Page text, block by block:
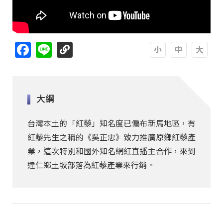
Facebook
Line
大綱
台灣本土的「紅藜」知名度已偏布新馬地區，有
紅藜先生之稱的《吳正忠》致力推廣原鄉紅藜產
業，這次特別和國外知名網紅直播主合作，來到
達仁鄉土坂部落為紅藜產業來行銷。